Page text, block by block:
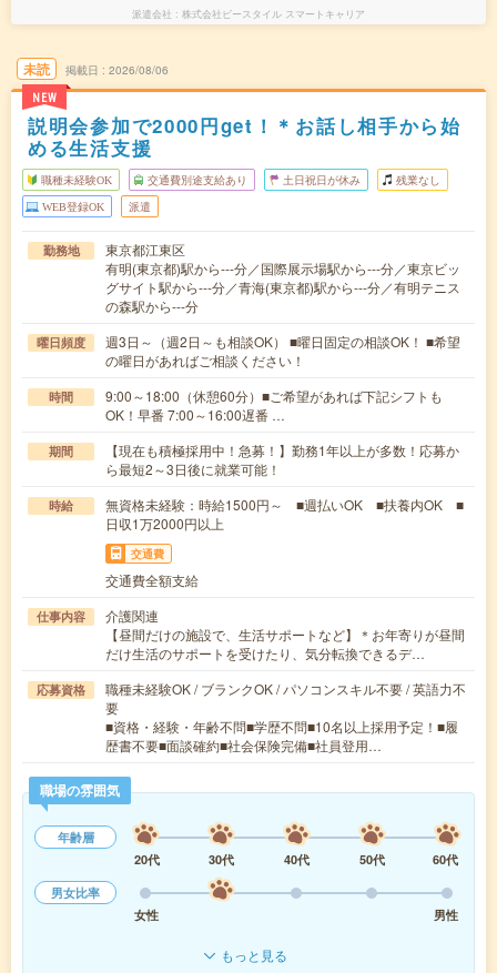
派遣会社 株式会社ビースタイル スマートキャリア
未読
NEW
掲載日 2026/08/06
説明会参加で2000円get！＊お話し相手から始
める生活支援
職種未経験OK 交通費別途支給あり 土日祝日が休み 残業なし
WEB登録OK 派遣
勤務地
東京都江東区
有明(東京都)駅から---分／国際展示場駅から---分／東京ビッ
グサイト駅から---分／青海(東京都)駅から---分／有明テニス
の森駅から---分
曜日頻度
週3日～（週2日～も相談OK） ■曜日固定の相談OK！ ■希望
の曜日があればご相談ください！
時間
9:00～18:00（休憩60分）■ご希望があれば下記シフトも
OK！早番 7:00～16:00遅番 …
期間
【現在も積極採用中！急募！】勤務1年以上が多数！応募か
ら最短2～3日後に就業可能！
時給
無資格未経験：時給1500円～ ■週払いOK ■扶養内OK ■
日収1万2000円以上
交通費
交通費全額支給
仕事内容
介護関連
【昼間だけの施設で、生活サポートなど】＊お年寄りが昼間
だけ生活のサポートを受けたり、気分転換できるデ…
応募資格
職種未経験OK / ブランクOK / パソコンスキル不要 / 英語力不
要
■資格・経験・年齢不問■学歴不問■10名以上採用予定！■履
歴書不要■面談確約■社会保険完備■社員登用…
職場の雰囲気
年齢層
20代
30代 40代 50代
60代
男女比率
女性
男性
もっと見る